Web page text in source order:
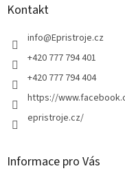
Kontakt
info@Epristroje.cz
+420 777 794 401
+420 777 794 404
https://
epristroje.cz/
Informace pro Vás